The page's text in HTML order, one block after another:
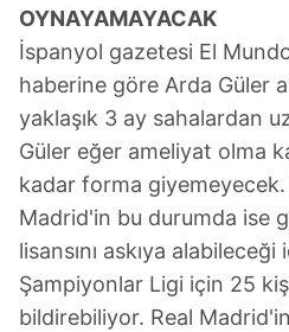
Metnimiziziyaret edebilirsiniz.
6698 sayılı Kişisel Verilerin
hazırlanmış Aydınlatma
ilgili mevzuata uygun olarak
almak için lütfen tıklayınız
OYNAYAMAYACAK
İspanyol gazetesi El
haberine göre Arda Güler
yaklaşık 3 ay sahalardan
Güler eğer ameliyat olma
kadar forma giyemeyecek.
Madrid'in bu durumda ise
lisansını askıya
Şampiyonlar Ligi için 25
bildirebiliyor. Real